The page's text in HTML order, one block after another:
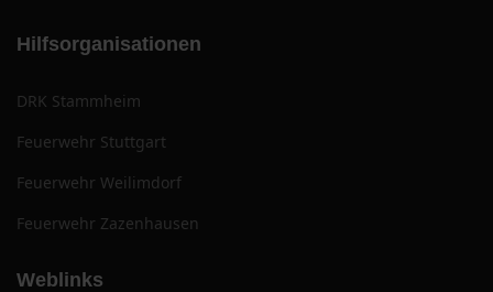
Hilfsorganisationen
DRK Stammheim
Feuerwehr Stuttgart
Feuerwehr Weilimdorf
Feuerwehr Zazenhausen
Weblinks